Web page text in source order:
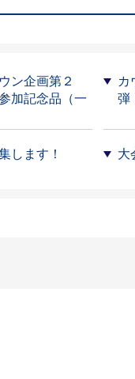
ン企画第２
加記念品（一
カ
弾
します！ 大